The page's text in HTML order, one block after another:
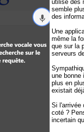
utilisé des
semble
des
Une
même la
que sur la
serveurs
une bonne
plus en
existait
Si l'arrivée
coté ?
incertain